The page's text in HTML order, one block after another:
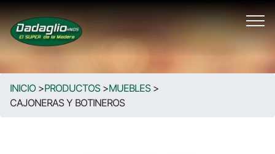
INICIO >PRODUCTOS >MUEBLES >
CAJONERAS Y BOTINEROS